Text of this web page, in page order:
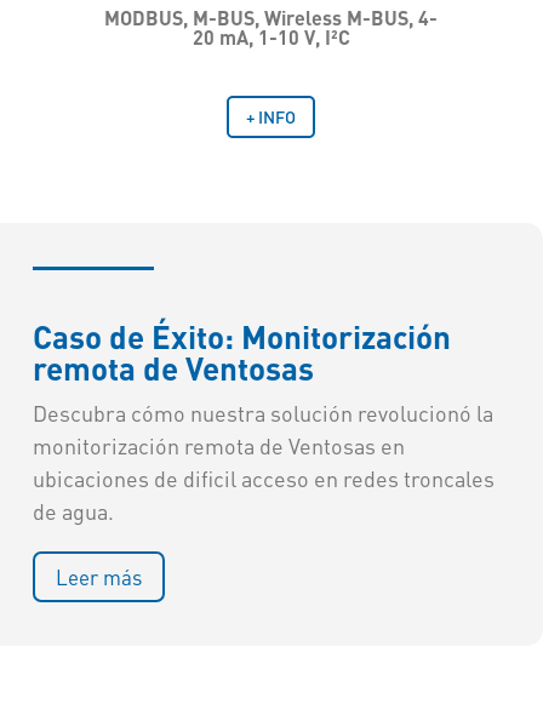
MODBUS, M-BUS, Wireless M-BUS, 4-
20 mA, 1-10 V, I²C
+ INFO
Caso de Éxito: Monitorización
remota de Ventosas
Descubra cómo nuestra solución revolucionó la
monitorización remota de Ventosas en
ubicaciones de dificil acceso en redes troncales
de agua.
Leer más